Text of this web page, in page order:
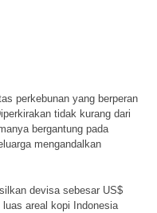
perkebunan yang berperan
tidak kurang dari
bergantung pada
mengandalkan
devisa sebesar US$
areal kopi Indonesia